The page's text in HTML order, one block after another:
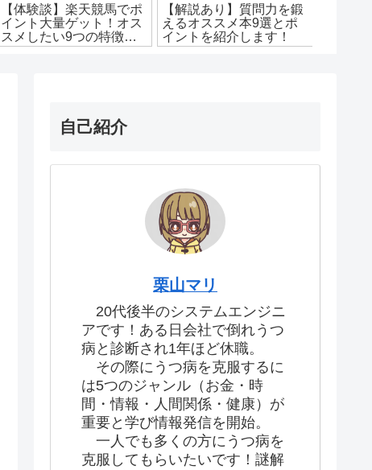
【体験談】楽天競馬でポ
イント大量ゲット！オス
スメしたい9つの特徴を
解説！
【解説あり】質問力を鍛
えるオススメ本9選とポ
イントを紹介します！
自己紹介
栗山マリ
20代後半のシステムエンジニ
アです！ある日会社で倒れうつ
病と診断され1年ほど休職。
その際にうつ病を克服するに
は5つのジャンル（お金・時
間・情報・人間関係・健康）が
重要と学び情報発信を開始。
一人でも多くの方にうつ病を
克服してもらいたいです！謎解